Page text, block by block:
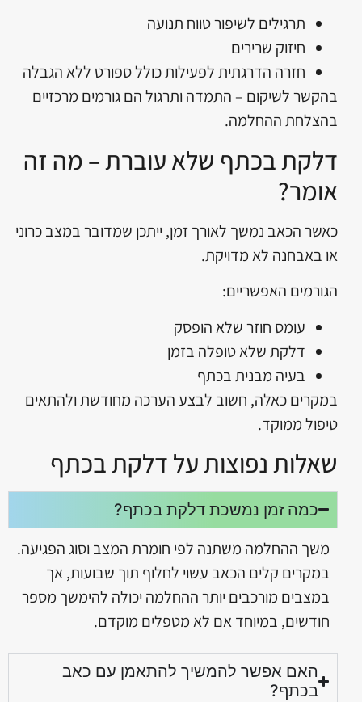
תרגילים לשיפור טווח תנועה
חיזוק שרירים
חזרה הדרגתית לפעילות כולל ספורט ללא הגבלה
בהקשר לשיקום – התמדה ותרגול הם גורמים מרכזיים
בהצלחת ההחלמה.
דלקת בכתף שלא עוברת – מה זה
אומר?
כאשר הכאב נמשך לאורך זמן, ייתכן שמדובר במצב כרוני
או באבחנה לא מדויקת.
הגורמים האפשריים:
עומס חוזר שלא הופסק
דלקת שלא טופלה בזמן
בעיה מבנית בכתף
במקרים כאלה, חשוב לבצע הערכה מחודשת ולהתאים
טיפול ממוקד.
שאלות נפוצות על דלקת בכתף
כמה זמן נמשכת דלקת בכתף?
משך ההחלמה משתנה לפי חומרת המצב וסוג הפגיעה.
במקרים קלים הכאב עשוי לחלוף תוך שבועות, אך
במצבים מורכבים יותר ההחלמה יכולה להימשך מספר
חודשים, במיוחד אם לא מטפלים מוקדם.
האם אפשר להמשיך להתאמן עם כאב
בכתף?